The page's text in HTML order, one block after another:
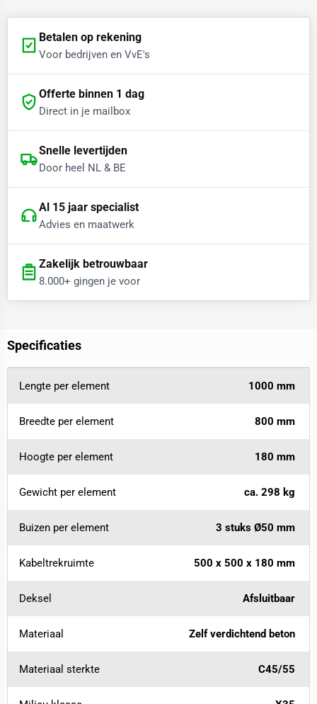
Betalen op rekening
Voor bedrijven en VvE's
Offerte binnen 1 dag
Direct in je mailbox
Snelle levertijden
Door heel NL & BE
Al 15 jaar specialist
Advies en maatwerk
Zakelijk betrouwbaar
8.000+ gingen je voor
Specificaties
Lengte per element 1000 mm
Breedte per element 800 mm
Hoogte per element 180 mm
Gewicht per element ca. 298 kg
Buizen per element 3 stuks Ø50 mm
Kabeltrekruimte 500 x 500 x 180 mm
Deksel Afsluitbaar
Materiaal Zelf verdichtend beton
Materiaal sterkte C45/55